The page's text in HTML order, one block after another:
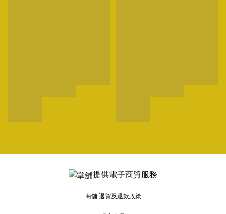
提供電子商貿服務
商舖退貨及退款政策